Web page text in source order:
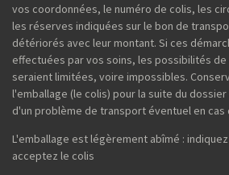
vos coordonnées, le numéro de colis, les
les réserves indiquées sur le bon de
détériorés avec leur montant. Si ces
effectuées par vos soins, les possibilités
seraient limitées, voire impossibles.
l'emballage (le colis) pour la suite du
d'un problème de transport éventuel en cas
L'emballage est légèrement abîmé :
acceptez le colis